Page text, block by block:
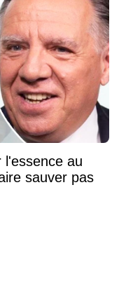
l'essence au
sauver pas